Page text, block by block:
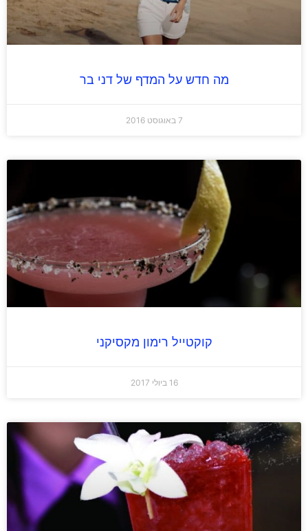
מה חדש על המדף של דני בר
7 באוגוסט 2016
קוקטייל רימון מקסיקני
16 ביולי 2017